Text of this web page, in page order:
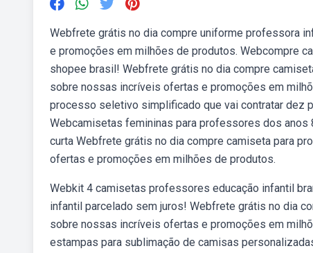
Webfrete grátis no dia compre uniforme professora
e promoções em milhões de produtos. Webcompre
shopee brasil! Webfrete grátis no dia compre
sobre nossas incríveis ofertas e promoções em
processo seletivo simplificado que vai contratar dez
Webcamisetas femininas para professores dos anos
curta Webfrete grátis no dia compre camiseta para
ofertas e promoções em milhões de produtos.
Webkit 4 camisetas professores educação infantil
infantil parcelado sem juros! Webfrete grátis no dia
sobre nossas incríveis ofertas e promoções em
estampas para sublimação de camisas